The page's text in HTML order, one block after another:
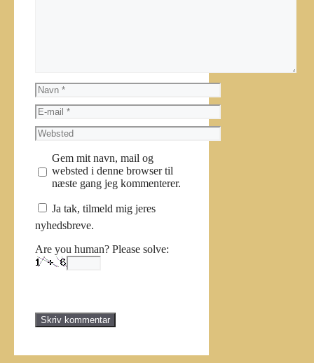
Navn
E-
mail
Websted
Gem mit navn, mail og
websted i denne browser til
næste gang jeg kommenterer.
Ja tak, tilmeld mig jeres
nyhedsbreve.
Are you human? Please solve: